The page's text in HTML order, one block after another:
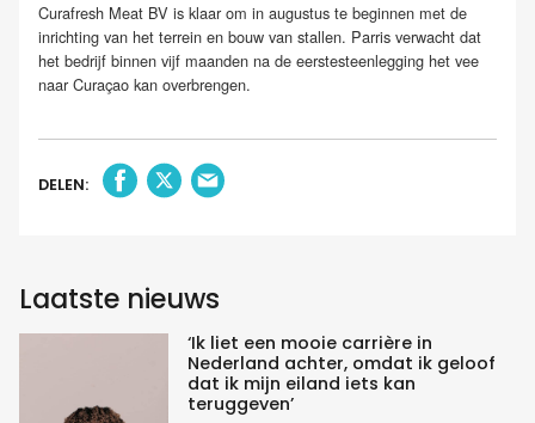
Curafresh Meat BV is klaar om in augustus te beginnen met de
inrichting van het terrein en bouw van stallen. Parris verwacht dat
het bedrijf binnen vijf maanden na de eerstesteenlegging het vee
naar Curaçao kan overbrengen.
DELEN:
Laatste nieuws
‘Ik liet een mooie carrière in
Nederland achter, omdat ik geloof
dat ik mijn eiland iets kan
teruggeven’